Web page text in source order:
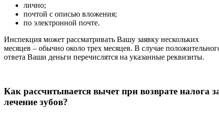
лично;
почтой с описью вложения;
по электронной почте.
Инспекция может рассматривать Вашу заявку нескольких
месяцев – обычно около трех месяцев. В случае
ответа Ваши деньги перечислятся на указанные реквизиты.
Как рассчитывается вычет при возврате налога
лечение зубов?